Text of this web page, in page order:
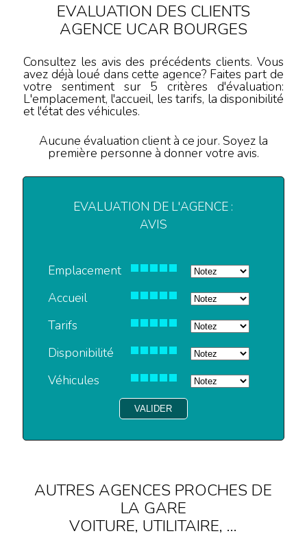
EVALUATION DES CLIENTS
AGENCE UCAR BOURGES
Consultez les avis des précédents clients. Vous
avez déjà loué dans cette agence? Faites part de
votre sentiment sur 5 critères d'évaluation:
L'emplacement, l'accueil, les tarifs, la disponibilité
et l'état des véhicules.
Aucune évaluation client à ce jour. Soyez la
première personne à donner votre avis.
EVALUATION DE L'AGENCE :
AVIS
Emplacement
Accueil
Tarifs
Disponibilité
Véhicules
AUTRES AGENCES PROCHES DE
LA GARE
VOITURE, UTILITAIRE, ...